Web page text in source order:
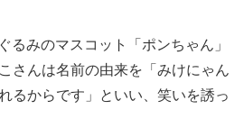
みのマスコット「ポンちゃん」
さんは名前の由来を「みけにゃん
るからです」といい、笑いを誘っ